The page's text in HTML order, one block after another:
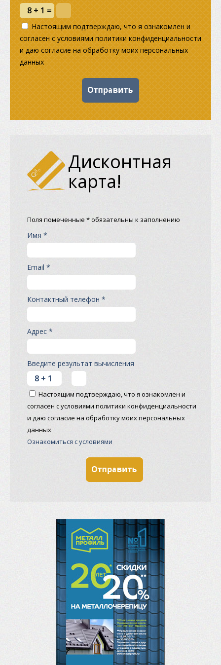
Настоящим подтверждаю, что я ознакомлен и
согласен с условиями политики конфиденциальности
и даю согласие на обработку моих персональных
данных
Дисконтная
карта!
Поля помеченные * обязательны к заполнению
Имя *
Email *
Контактный телефон *
Адрес *
Введите результат вычисления
Настоящим подтверждаю, что я ознакомлен и
согласен с условиями политики конфиденциальности
и даю согласие на обработку моих персональных
данных
Ознакомиться с условиями